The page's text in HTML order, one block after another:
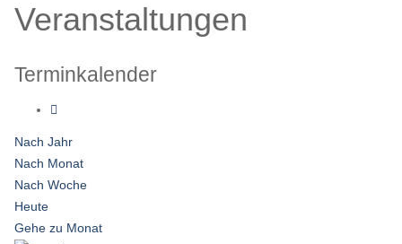
Veranstaltungen
Terminkalender
Nach Jahr
Nach Monat
Nach Woche
Heute
Gehe zu Monat